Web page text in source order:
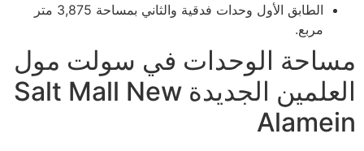
الطابق الأول وحدات فدقية والثاني بمساحة 3,875 متر
مربع.
مساحة الوحدات في سولت مول
العلمين الجديدة Salt Mall New
Alamein